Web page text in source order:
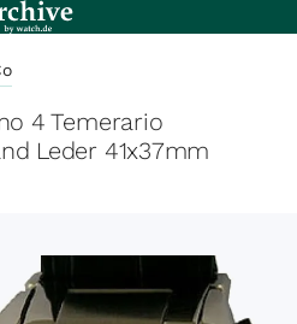
4 Temerario
Leder 41x37mm